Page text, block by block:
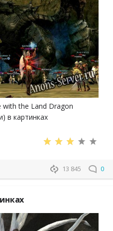
with the Land Dragon
в картинках
13 845 0